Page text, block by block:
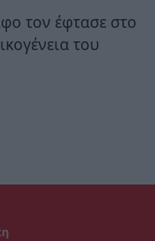
τον έφτασε στο
του